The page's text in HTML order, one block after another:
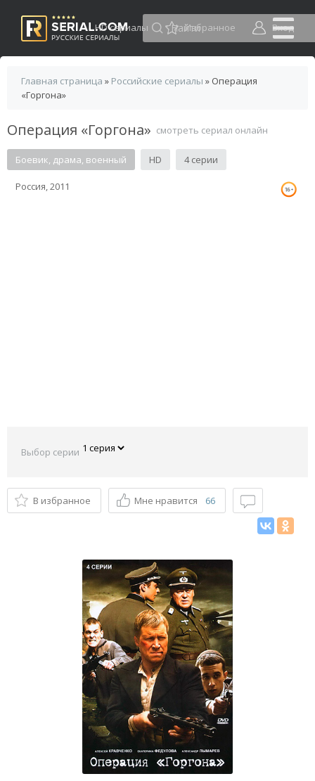
HD сериалы Избранное Вход
Главная страница » Российские сериалы » Операция
«Горгона»
Операция «Горгона» смотреть сериал онлайн
Боевик, драма, военный HD 4 серии
Россия, 2011
Выбор серии
В избранное Мне нравится 66